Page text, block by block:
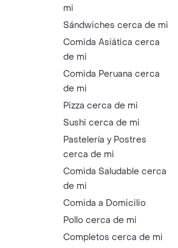
mi
Sándwiches cerca de mi
Comida Asiática cerca
de mi
Comida Peruana cerca
de mi
Pizza cerca de mi
Sushi cerca de mi
Pastelería y Postres
cerca de mi
Comida Saludable cerca
de mi
Comida a Domicilio
Pollo cerca de mi
Completos cerca de mi